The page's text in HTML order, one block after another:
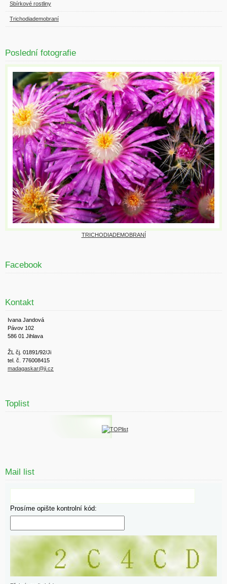
Sbírkové rostliny
Trichodiademobraní
Poslední fotografie
TRICHODIADEMOBRANÍ
Facebook
Kontakt
Ivana Jandová
Pávov 102
586 01 Jihlava
ŽL čj. 01891/92/Ji
tel. č. 776008415
madagaskar@ji.cz
Toplist
Mail list
Prosíme opište kontrolní kód: